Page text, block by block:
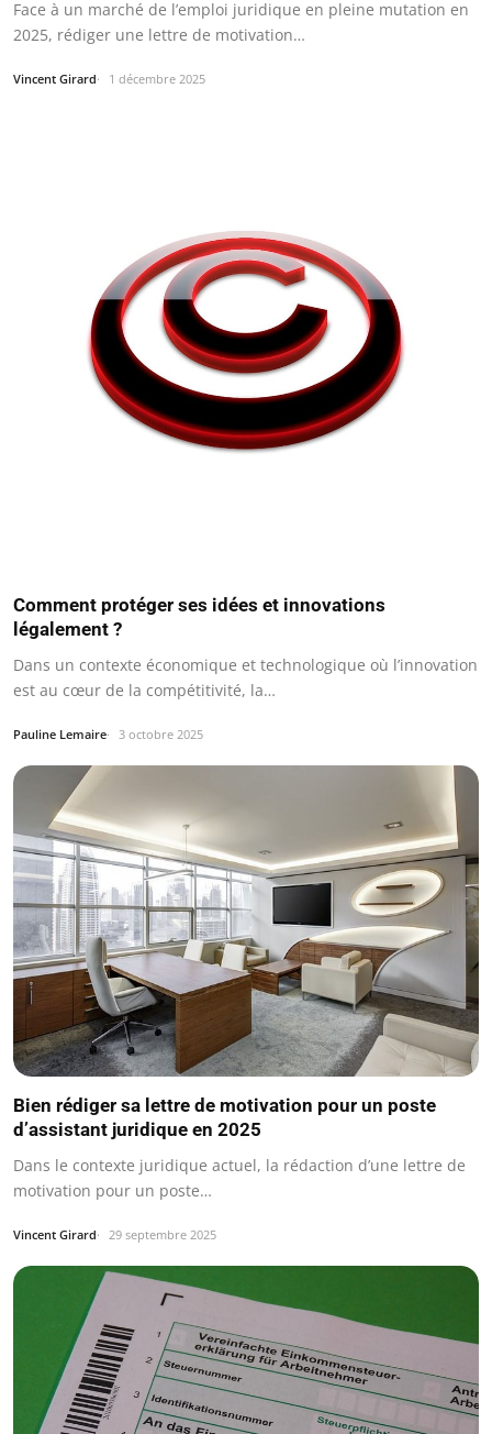
Face à un marché de l’emploi juridique en pleine mutation en
2025, rédiger une lettre de motivation…
Vincent Girard 1 décembre 2025
Comment protéger ses idées et innovations
légalement ?
Dans un contexte économique et technologique où l’innovation
est au cœur de la compétitivité, la…
Pauline Lemaire 3 octobre 2025
Bien rédiger sa lettre de motivation pour un poste
d’assistant juridique en 2025
Dans le contexte juridique actuel, la rédaction d’une lettre de
motivation pour un poste…
Vincent Girard 29 septembre 2025